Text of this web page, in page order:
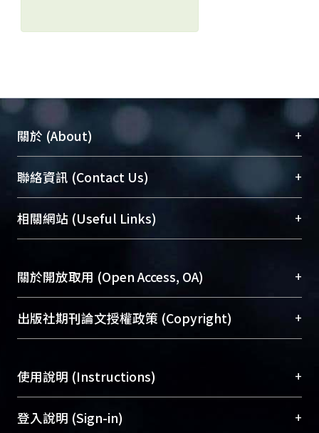
關於 (About) +
臺大位居世界頂尖大學之列，為永久珍藏及向國際
展現本校豐碩的研究成果及學術能量，圖書館整合
機構典藏（NTUR）與學術庫（AH）不同功能平
台，成為臺大學術典藏NTU scholars。期能整合研
成果。
To permanently archive and promote researcher
profiles and scholarly works, Library integrates the
services of “NTU Repository” with “Academic
聯絡資訊 (Contact Us) +
總館學科館員(Main Library)
醫學圖書館學科館員(Medical Library)
Sciences Library)
相關網站 (Useful Links) +
關於開放取用 (Open Access, OA) +
開放取用是從使用者角度提升資訊取用性的社會運
動，應用在學術研究上是透過將研究著作公開供使
用逐年攀升。同時可加速研究發展、提升研究影響
Archive）平台。 （點選深入了解OA）
出版社期刊論文授權政策 (Copyright) +
含部分內容的版權非匯入者所有，或由第三方贊
助與合作完成，請確認該版權所有者及第三方同
意提供此授權。
使用說明 (Instructions) +
網站簡介(Quickstart Guide)
登入說明 (Sign-in) +